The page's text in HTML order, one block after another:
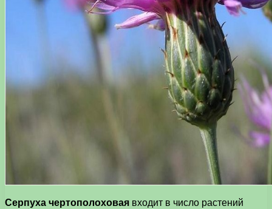
Серпуха чертополоховая входит в число растений